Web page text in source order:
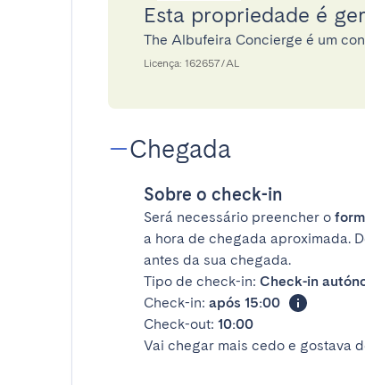
Esta propriedade é
The Albufeira Concierge é um
Licença: 162657/AL
Chegada
Sobre o check-in
Será necessário preencher o
a hora de chegada aproximada.
antes da sua chegada.
Tipo de check-in: Check-in
Check-in: após 15:00
Check-out: 10:00
Vai chegar mais cedo e gostava